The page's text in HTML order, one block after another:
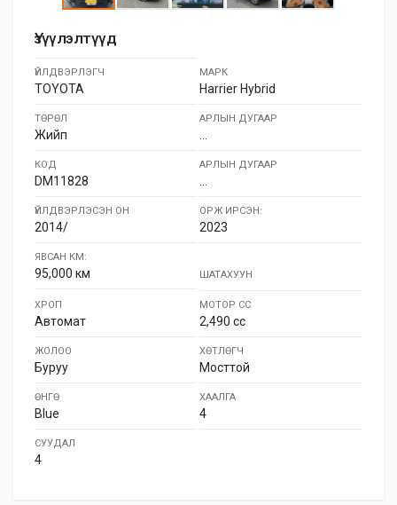
Үзүүлэлтүүд
ҮЙЛДВЭРЛЭГЧ
TOYOTA
МАРК
Harrier Hybrid
ТӨРӨЛ
Жийп
АРЛЫН ДУГААР
КОД
DM11828
АРЛЫН ДУГААР
ҮЙЛДВЭРЛЭСЭН ОН
2014/
ОРЖ ИРСЭН:
2023
ЯВСАН КМ:
95,000 км ШАТАХУУН
ХРОП
Автомат
МОТОР СС
2,490 cc
ЖОЛОО
Буруу
ХӨТЛӨГЧ
Мосттой
ӨНГӨ
Blue
ХААЛГА
4
СУУДАЛ
4